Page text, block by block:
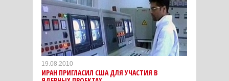
19.08.2010
ИРАН ПРИГЛАСИЛ США ДЛЯ УЧАСТИЯ В